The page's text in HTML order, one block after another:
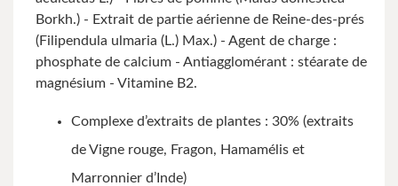
Borkh.) - Extrait de partie aérienne de Reine-des-prés
(Filipendula ulmaria (L.) Max.) - Agent de charge :
phosphate de calcium - Antiagglomérant : stéarate de
magnésium - Vitamine B2.
Complexe d’extraits de plantes : 30% (extraits
de Vigne rouge, Fragon, Hamamélis et
Marronnier d’Inde)